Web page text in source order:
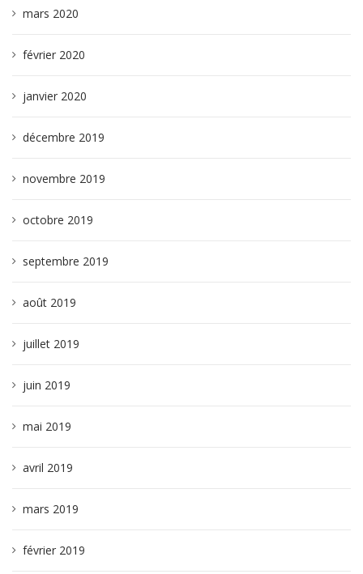
mars 2020
février 2020
janvier 2020
décembre 2019
novembre 2019
octobre 2019
septembre 2019
août 2019
juillet 2019
juin 2019
mai 2019
avril 2019
mars 2019
février 2019